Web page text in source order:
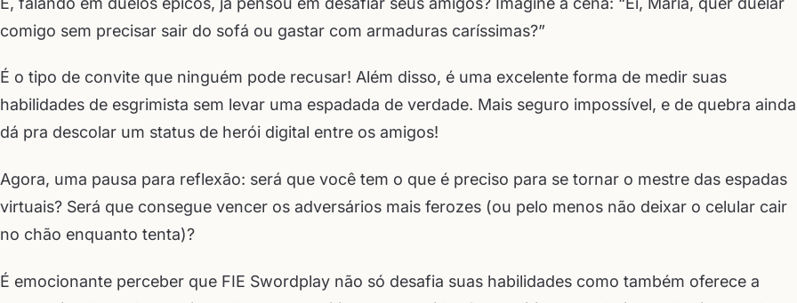
comigo sem precisar sair do sofá ou gastar com armaduras caríssimas?”
É o tipo de convite que ninguém pode recusar! Além disso, é uma excelente forma de medir suas
habilidades de esgrimista sem levar uma espadada de verdade. Mais seguro impossível, e de quebra ainda
dá pra descolar um status de herói digital entre os amigos!
Agora, uma pausa para reflexão: será que você tem o que é preciso para se tornar o mestre das espadas
virtuais? Será que consegue vencer os adversários mais ferozes (ou pelo menos não deixar o celular cair
no chão enquanto tenta)?
É emocionante perceber que FIE Swordplay não só desafia suas habilidades como também oferece a